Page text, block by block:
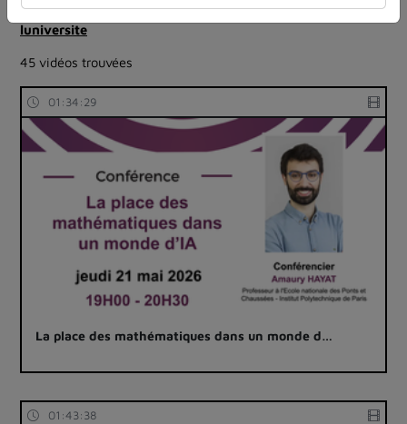
ia-lintelligence-artificielle-approches-et-usages-a-
luniversite
45 vidéos trouvées
01:34:29
La place des mathématiques dans un monde d…
01:43:38